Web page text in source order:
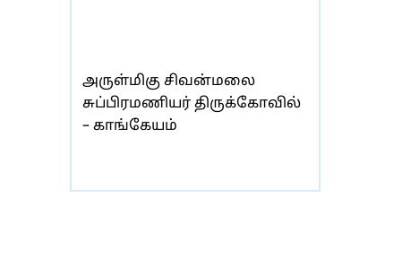
அருள்மிகு சிவன்மலை
சுப்பிரமணியர் திருக்கோவில்
– காங்கேயம்